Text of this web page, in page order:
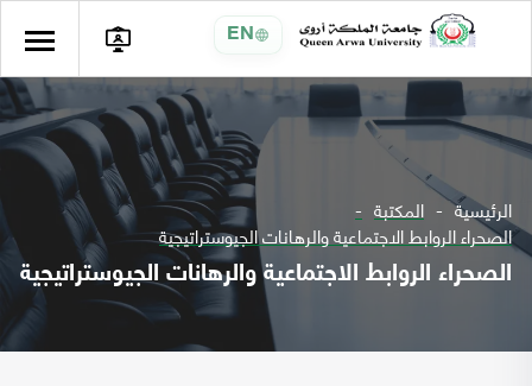
EN
الرئيسية المكتبة
الصحراء الروابط الاجتماعية والرهانات الجيوستراتيجية
الصحراء الروابط الاجتماعية والرهانات الجيوستراتيجية